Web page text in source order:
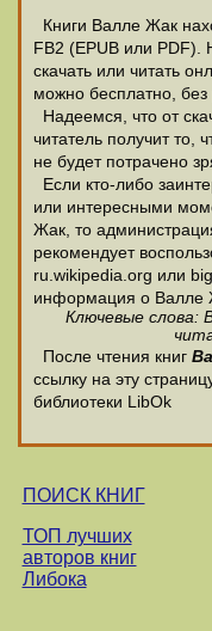
Книги Валле Жак
FB2 (EPUB или PDF).
скачать или читать
можно бесплатно,
Надеемся, что от
читатель получит то,
не будет потрачено
Если кто-либо
или интересными
Жак, то
рекомендует
ru.wikipedia.org или
информация о Валле
Ключевые слова:
После чтения книг
ссылку на эту
библиотеки LibOk
ПОИСК КНИГ
ТОП лучших
авторов книг
Либока